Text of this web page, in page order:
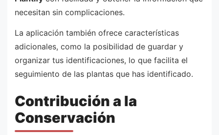
necesitan sin complicaciones.
La aplicación también ofrece características
adicionales, como la posibilidad de guardar y
organizar tus identificaciones, lo que facilita el
seguimiento de las plantas que has identificado.
Contribución a la
Conservación